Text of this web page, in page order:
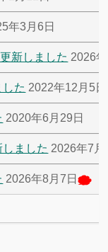
年3月6日
新しました 2026
た 2022年12月5日
2020年6月29日
ました 2026年7月
2026年8月7 日